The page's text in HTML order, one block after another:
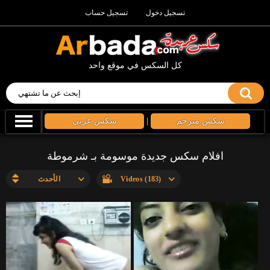
تسجيل حساب تسجيل دخول
كل السكس في موقع واحد
سكس عربي سكس مترجم
افلام سكس جديدة موسومة بـ شرموطة
الأحدث Videos (183)